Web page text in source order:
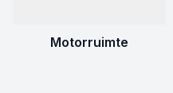
Motorruimte